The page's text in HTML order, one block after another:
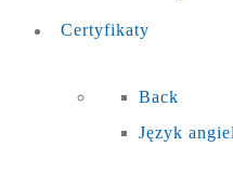
Certyfikaty
Back
Język